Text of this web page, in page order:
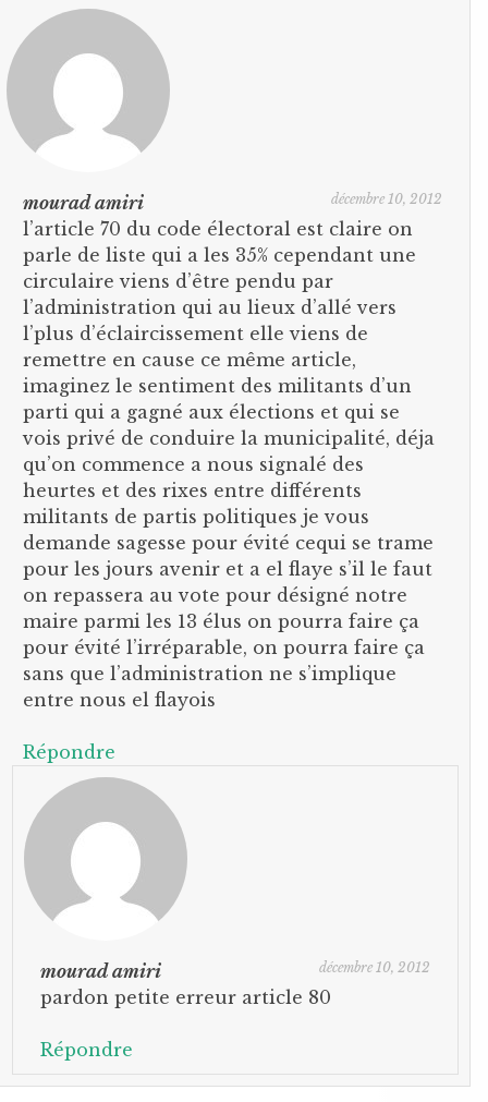
mourad amiri décembre 10, 2012
l’article 70 du code électoral est claire on
parle de liste qui a les 35% cependant une
circulaire viens d’être pendu par
l’administration qui au lieux d’allé vers
l’plus d’éclaircissement elle viens de
remettre en cause ce même article,
imaginez le sentiment des militants d’un
parti qui a gagné aux élections et qui se
vois privé de conduire la municipalité, déja
qu’on commence a nous signalé des
heurtes et des rixes entre différents
militants de partis politiques je vous
demande sagesse pour évité cequi se trame
pour les jours avenir et a el flaye s’il le faut
on repassera au vote pour désigné notre
maire parmi les 13 élus on pourra faire ça
pour évité l’irréparable, on pourra faire ça
sans que l’administration ne s’implique
entre nous el flayois
Répondre
mourad amiri décembre 10, 2012
pardon petite erreur article 80
Répondre